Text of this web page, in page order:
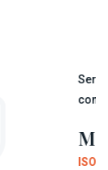
Servicio de
Melincue
ISO 9001:2008 /